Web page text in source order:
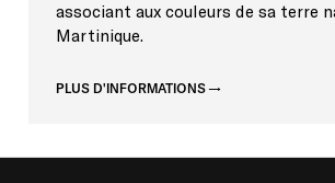
associant aux couleurs de sa terre
Martinique.
PLUS D'INFORMATIONS